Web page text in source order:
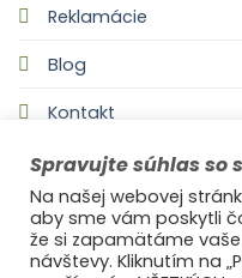
Reklamácie
Blog
Kontakt
Spravujte súhlas so
Na našej webovej
aby sme vám poskytli
že si zapamätáme
návštevy. Kliknutím na